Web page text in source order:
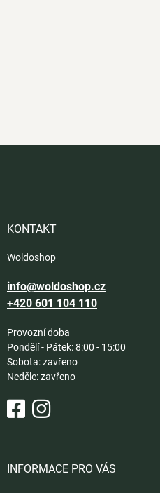
KONTAKT
Woldoshop
info@woldoshop.cz
+420 601 104 110
Provozní doba
Pondělí - Pátek: 8:00 - 15:00
Sobota: zavřeno
Neděle: zavřeno
INFORMACE PRO VÁS